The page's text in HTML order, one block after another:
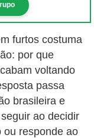
furtos costuma
por que
voltando
passa
brasileira e
ao decidir
ou responde ao